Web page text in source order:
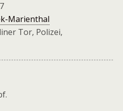
Marienthal
Tor, Polizei,